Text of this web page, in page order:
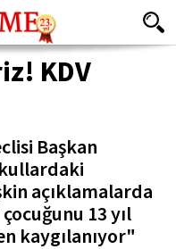
KDV
Başkan
açıklamalarda
13 yıl
kaygılanıyor"